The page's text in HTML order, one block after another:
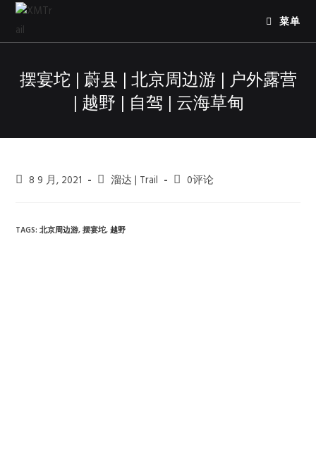
菜单
摆宴坨 | 蔚县 | 北京周边游 | 户外露营
| 越野 | 自驾 | 云海草甸
8 9 月, 2021 溜达 | Trail 0评论
TAGS:北京周边游,摆宴坨,越野